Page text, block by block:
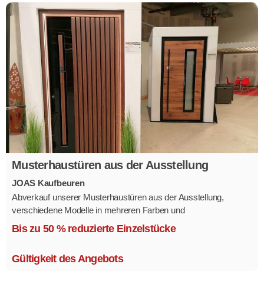
Musterhaustüren aus der Ausstellung
JOAS Kaufbeuren
Abverkauf unserer Musterhaustüren aus der Ausstellung,
verschiedene Modelle in mehreren Farben und
Ausstattungsvarianten.
Bis zu 50 % reduzierte Einzelstücke
Gültigkeit des Angebots